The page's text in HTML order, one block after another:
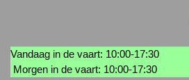
Vandaag in de vaart: 10:00-17:30
Morgen in de vaart: 10:00-17:30